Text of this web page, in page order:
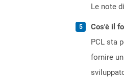
Le note
Cos'è il
PCL sta
fornire